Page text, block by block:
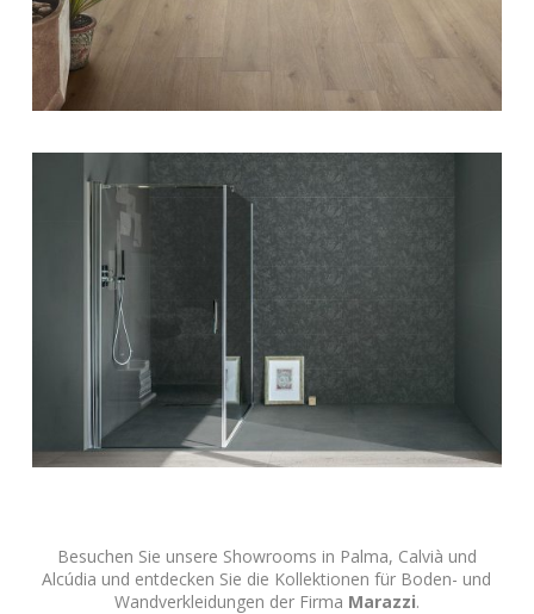
Besuchen Sie unsere Showrooms in Palma, Calvià und
Alcúdia und entdecken Sie die Kollektionen für Boden- und
Wandverkleidungen der Firma Marazzi.